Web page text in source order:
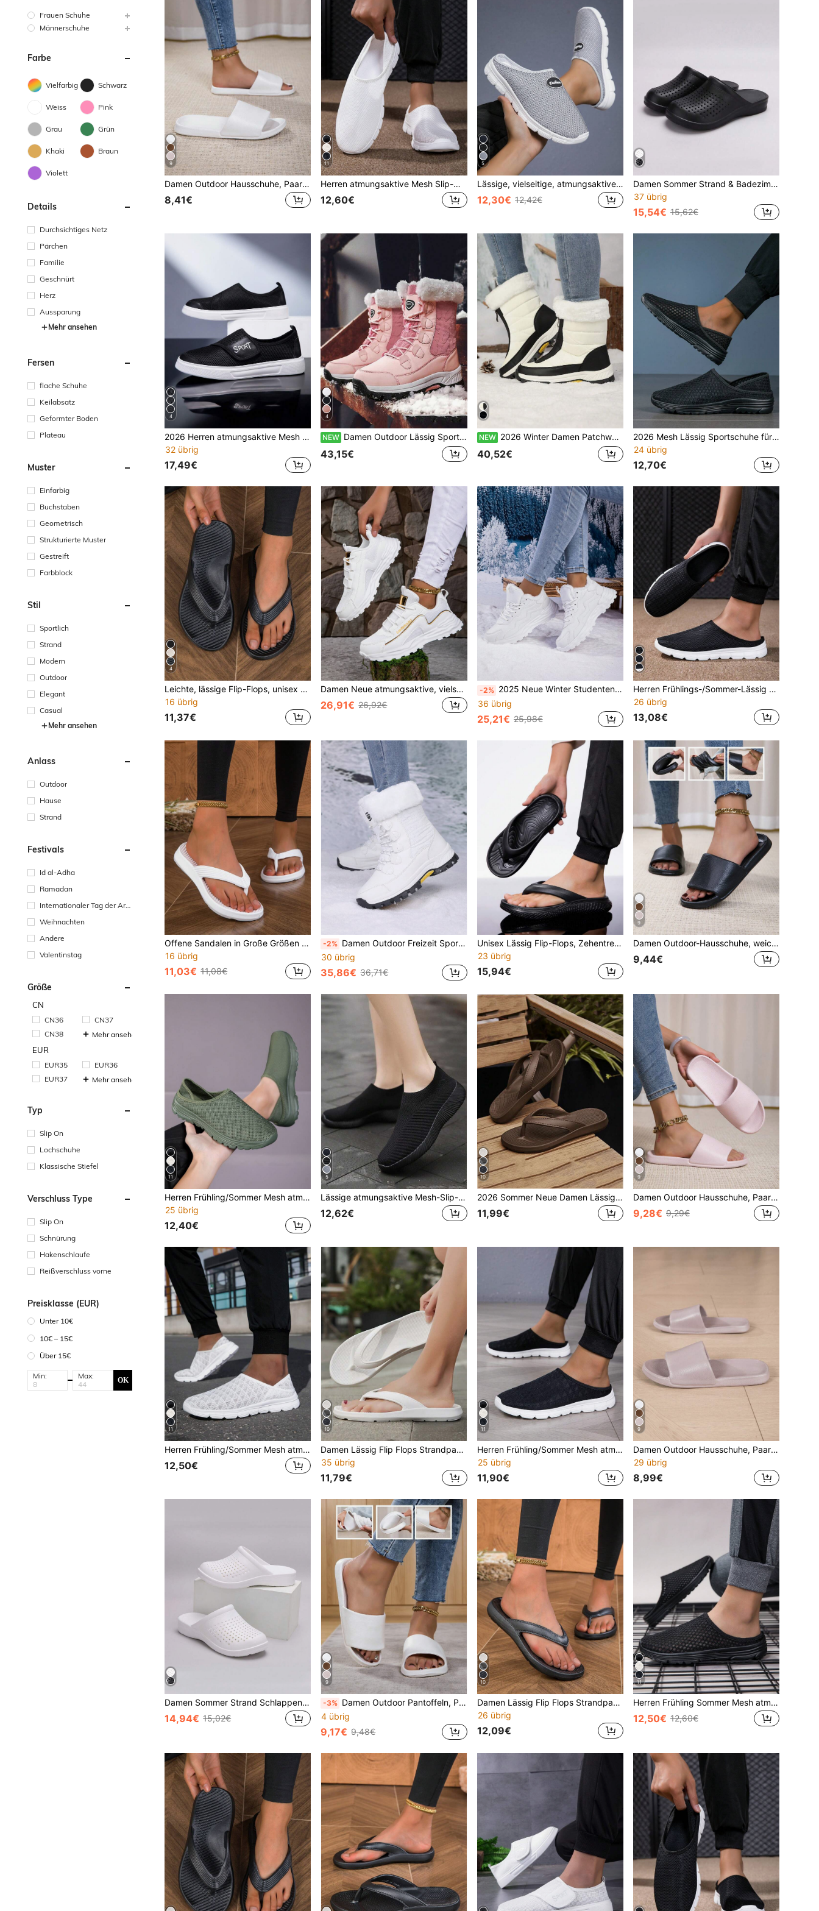
Frauen Schuhe
Männerschuhe
Farbe
Vielfarbig Schwarz
Weiss Pink
Grau Grün
Khaki Braun
Violett
Details
Durchsichtiges Netz
Pärchen
Familie
Geschnürt
Herz
Aussparung
Mehr ansehen
Fersen
flache Schuhe
Keilabsatz
Geformter Boden
Plateau
Muster
Einfarbig
Buchstaben
Geometrisch
Strukturierte Muster
Gestreift
Farbblock
Stil
Sportlich
Strand
Modern
Outdoor
Elegant
Casual
Mehr ansehen
Anlass
Outdoor
Hause
Strand
Festivals
Id al-Adha
Ramadan
Internationaler Tag der Arb
Weihnachten
Andere
Valentinstag
Größe
CN
CN36
CN37
CN38
Mehr ansehen
EUR
EUR35
EUR36
EUR37
Mehr ansehen
Typ
Slip On
Lochschuhe
Klassische Stiefel
Verschluss Type
Slip On
Schnürung
Hakenschlaufe
Reißverschluss vorne
Preisklasse (EUR)
Unter 10€
10€ – 15€
Über 15€
Min: Max: OK
9
Damen Outdoor Hausschuhe, Paare Weiche Bequeme Hausschuhe für Innen, rutschfeste Badezimmer Dusch Sandalen für den Sommer
8,41€
11
Herren atmungsaktive Mesh Slip-On Loafer, vielseitig einsetzbar für Frühling/Sommer
12,60€
5
Lässige, vielseitige, atmungsaktive Mesh-Slip-On-Mokassins, bequeme Slip-On-Mules für Frühling/Sommer
12,30€ 12,42€
Damen Sommer Strand & Badezimmer Pantoffeln, EVA rutschfeste leise Paar Soft-Sohle Sandalen
37 übrig
15,54€ 15,62€
4
2026 Herren atmungsaktive Mesh Casual Slip-On Sneaker, leichte bequeme Loafer für Frühling/Sommer
32 übrig
17,49€
4
NEW Damen Outdoor Lässig Sportstiefel Patchwork Schnürung High-Top Warm Schneestiefel Mittelhoch Winter Schuhe
43,15€
NEW 2026 Winter Damen Patchwork Reißverschluss High-Top Stiefel, warme Schneestiefel, mittelhohe Winterstiefel, Outdoor Lässig Sportstiefel, einfarbig minimalistischer vielseitiger Stil mit Reißverschluss
40,52€
2026 Mesh Lässig Sportschuhe für Herren, neue Frühlings-/Sommersneaker, einfarbige minimalistische vielseitige Schuhe, rutschfeste, strapazierfähige, atmungsaktive, geruchshemmende Weichsohlen-Arbeitsschuhe, bequem für lange Tragedauer, Große Größen 39-46
24 übrig
12,70€
4
Leichte, lässige Flip-Flops, unisex Sommer Outdoor Zehentrenner, Strandpantoffeln mit weicher EVA-Sohle, bequem und ermüdungsfrei
16 übrig
11,37€
Damen Neue atmungsaktive, vielseitige, einfache weiße leichte Casual Sneaker, rutschfeste weiche Sohle, fällt klein aus
26,91€ 26,92€
-2% 2025 Neue Winter Studenten Sport Lässig Schuhe - Damen warm, rutschfest, langanhaltend, bequem den ganzen Tag Dicksohlen Schneestiefel, Größe 36-42
36 übrig
25,21€ 25,98€
Herren Frühlings-/Sommer-Lässig Slip-On Loafers, atmungsaktive Mesh-Stoff vielseitige Loafers
26 übrig
13,08€
Offene Sandalen in Große Größen für Damen, bequeme Slip-On Flachsandalen, einfarbiges, schlichtes Design, geeignet als Strandmode
16 übrig
11,03€ 11,08€
-2% Damen Outdoor Freizeit Sportstiefel, Gespleißte Schnürstiefeletten High-Top Schneestiefel, Wadenlange Winterschuhe, Warm
30 übrig
35,86€ 36,71€
Unisex Lässig Flip-Flops, Zehentrenner, stoßabsorbierend, Fußgewölbeunterstützung, Hausschuhe, einfarbig, minimalistisches Design
23 übrig
15,94€
9
Damen Outdoor-Hausschuhe, weiche & bequeme Paar Innen-Hausschuhe für Zuhause, rutschfeste Badezimmer Dusch-Sandalen
9,44€
11
Herren Frühling/Sommer Mesh atmungsaktive lässige vielseitige Slip-On geschlossene Zehenschuhe
25 übrig
12,40€
5
Lässige atmungsaktive Mesh-Slip-On Loafer, leicht, rutschfest, verschleißfest, vielseitig für Frühling/Sommer
12,62€
10
2026 Sommer Neue Damen Lässig Flip Flops Strandpantoffeln, Unisex Große Größen Hausschlappen
11,99€
9
Damen Outdoor Hausschuhe, Paar Weiche Bequeme Hausschuhe für Innen, rutschfeste Badezimmer Dusch Sandalen für den Sommer
9,28€ 9,29€
11
Herren Frühling/Sommer Mesh atmungsaktive lässige vielseitige Slip-On Loafer, geschlossene Zehenschuhe
12,50€
10
Damen Lässig Flip Flops Strandpantoffeln, Große Größen Zehentrenner Sandalen, Paar Hausschuhe
35 übrig
11,79€
11
Herren Frühling/Sommer Mesh atmungsaktive lässige vielseitige Slip-On geschlossene Zehenschuhe
25 übrig
11,90€
9
Damen Outdoor Hausschuhe, Paar Weiche Bequeme Hausschuhe für Innen, rutschfeste Badezimmer Dusch Sandalen für den Sommer
29 übrig
8,99€
Damen Sommer Strand Schlappen, EVA rutschfeste leise Paar Badezimmer Weiche Sohle Flip-Flops für Innen
14,94€ 15,02€
9
-3% Damen Outdoor Pantoffeln, Paare Weiche & Bequeme Hausschuhe für Innenräume, rutschfeste Badezimmer Duschpantoffeln, Sommer
4 übrig
9,17€ 9,48€
10
Damen Lässig Flip Flops Strandpantoffeln, Große Größen Zehentrenner Sandalen, Paar Hausschuhe
26 übrig
12,09€
11
Herren Frühling Sommer Mesh atmungsaktive lässige vielseitige Slip-On geschlossene Zehenschuhe
12,50€ 12,60€